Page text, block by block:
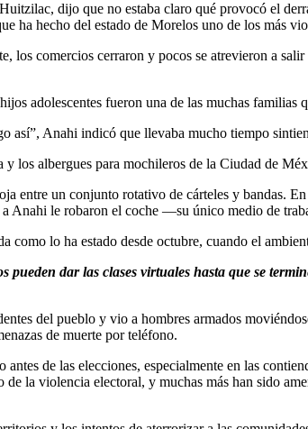
dijo que no estaba claro qué provocó el
ha hecho del estado de Morelos uno de los más
comercios cerraron y pocos se atrevieron a
adolescentes fueron una de las muchas familias
así”, Anahi indicó que llevaba mucho tiempo
y los albergues para mochileros de la Ciudad de
entre un conjunto rotativo de cárteles y
Anahi le robaron el coche —su único medio de
como lo ha estado desde octubre, cuando el
pueden dar las clases virtuales hasta que se
del pueblo y vio a hombres armados
de muerte por teléfono.
de las elecciones, especialmente en las
la violencia electoral, y muchas más han sido